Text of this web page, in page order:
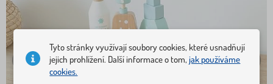
Tyto stránky využívají soubory cookies, které usnadňují
jejich prohlížení. Další informace o tom,jak používáme
cookies.